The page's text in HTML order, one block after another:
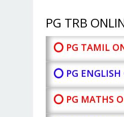
PG TRB
⭕ PG TAMIL
⭕ PG
⭕ PG MATHS